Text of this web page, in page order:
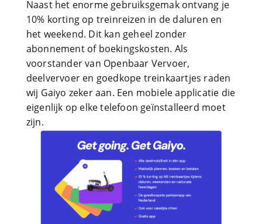
Naast het enorme gebruiksgemak ontvang je
10% korting op treinreizen in de daluren en
het weekend. Dit kan geheel zonder
abonnement of boekingskosten. Als
voorstander van Openbaar Vervoer,
deelvervoer en goedkope treinkaartjes raden
wij Gaiyo zeker aan. Een mobiele applicatie die
eigenlijk op elke telefoon geïnstalleerd moet
zijn.